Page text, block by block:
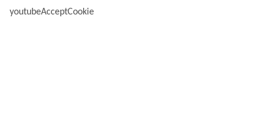
youtubeAcceptCookie